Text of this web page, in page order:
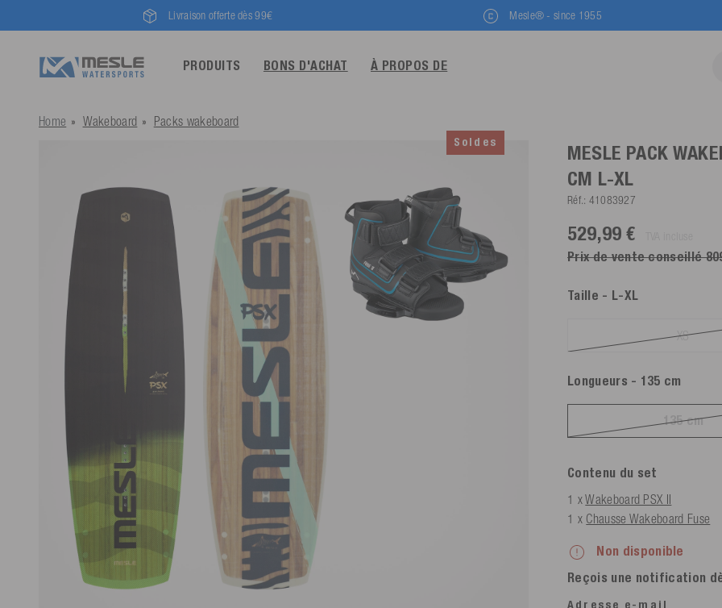
Livraison offerte dès 99€ Mesle® - since 1955
PRODUITS BONS D'ACHAT À PROPOS DE
Home Wakeboard Packs wakeboard
Soldes
MESLE PACK
CM L-XL
Réf.: 41083927
529,99 €
Prix de vente conseillé
Taille - L-XL
XS
Longueurs - 135 cm
135 cm
Contenu du set
1 xWakeboard PSX II
1 x Chausse Wakeboard Fuse
Non disponible
Reçois une notification
Adresse e-mail